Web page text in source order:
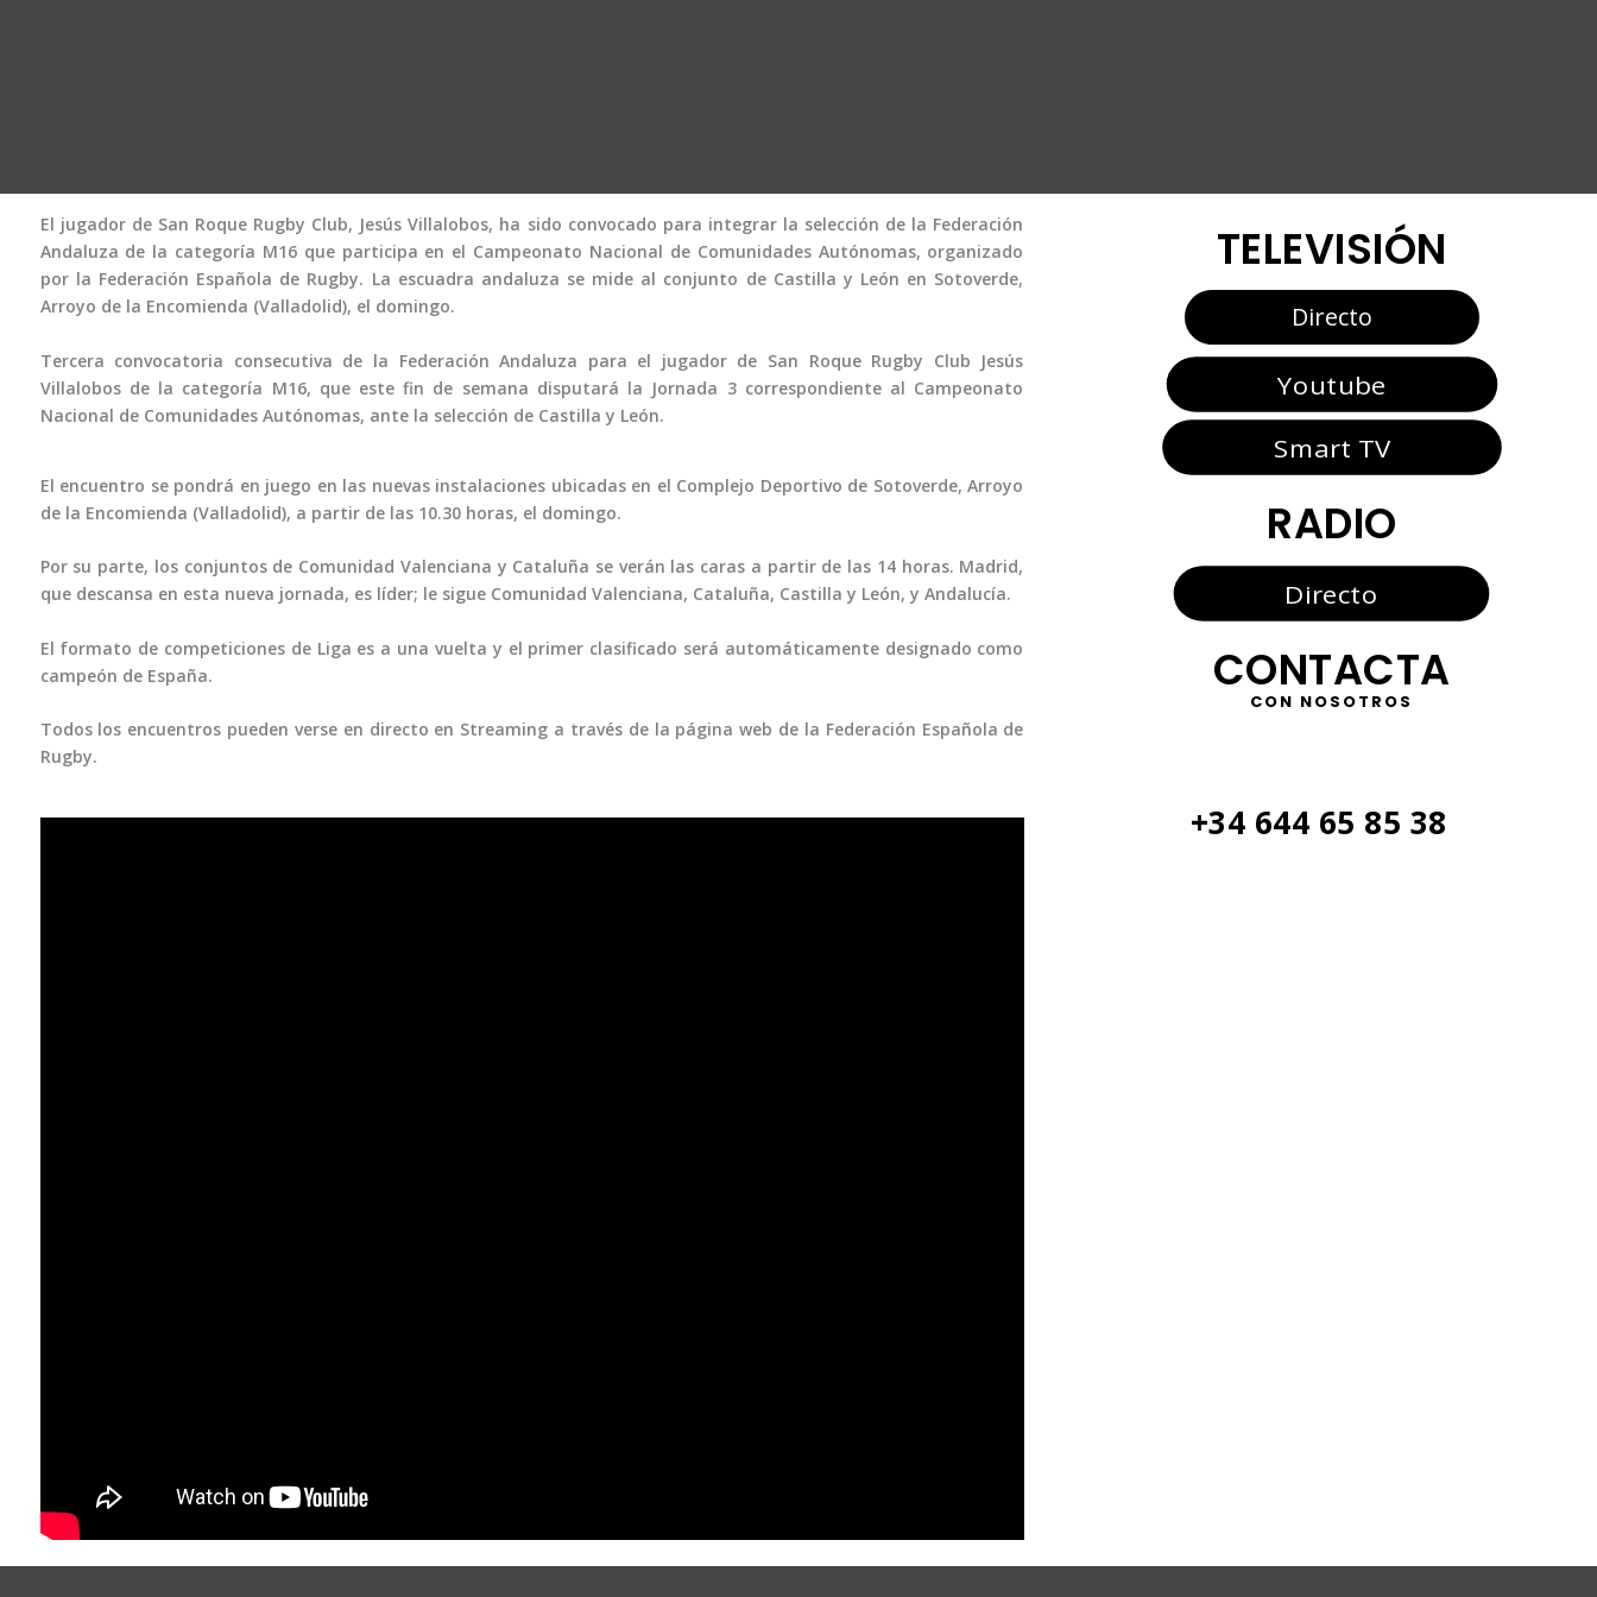
El jugador de San Roque Rugby Club, ‌Jesús Villalobos, ha sido convocado para integrar la selección de la Federación
Andaluza de la categoría M16 que participa en el Campeonato Nacional de Comunidades Autónomas, organizado
por la Federación Española de Rugby. La escuadra andaluza se mide al conjunto de Castilla y León en Sotoverde,
Arroyo de la Encomienda (Valladolid), el domingo.
Tercera convocatoria consecutiva de la Federación Andaluza para el jugador de San Roque Rugby Club ‌Jesús
Villalobos de la categoría M16, que este fin de semana disputará la Jornada 3 correspondiente al Campeonato
Nacional de Comunidades Autónomas, ante la selección de Castilla y León.
El encuentro se pondrá en juego en las nuevas instalaciones ubicadas en el Complejo Deportivo de Sotoverde, Arroyo
de la Encomienda (Valladolid), a partir de las 10.30 horas, el domingo.
Por su parte, los conjuntos de Comunidad Valenciana y Cataluña se verán las caras a partir de las 14 horas. Madrid,
que descansa en esta nueva jornada, es líder; le sigue Comunidad Valenciana, Cataluña, Castilla y León, y Andalucía.
El formato de competiciones de Liga es a una vuelta y el primer clasificado será automáticamente designado como
campeón de España.
Todos los encuentros pueden verse en directo en Streaming a través de la página web de la Federación Española de
Rugby.
TELEVISIÓN
Directo
Youtube
Smart TV
RADIO
Directo
CONTACTA
CON NOSOTROS
+34 644 65 85 38